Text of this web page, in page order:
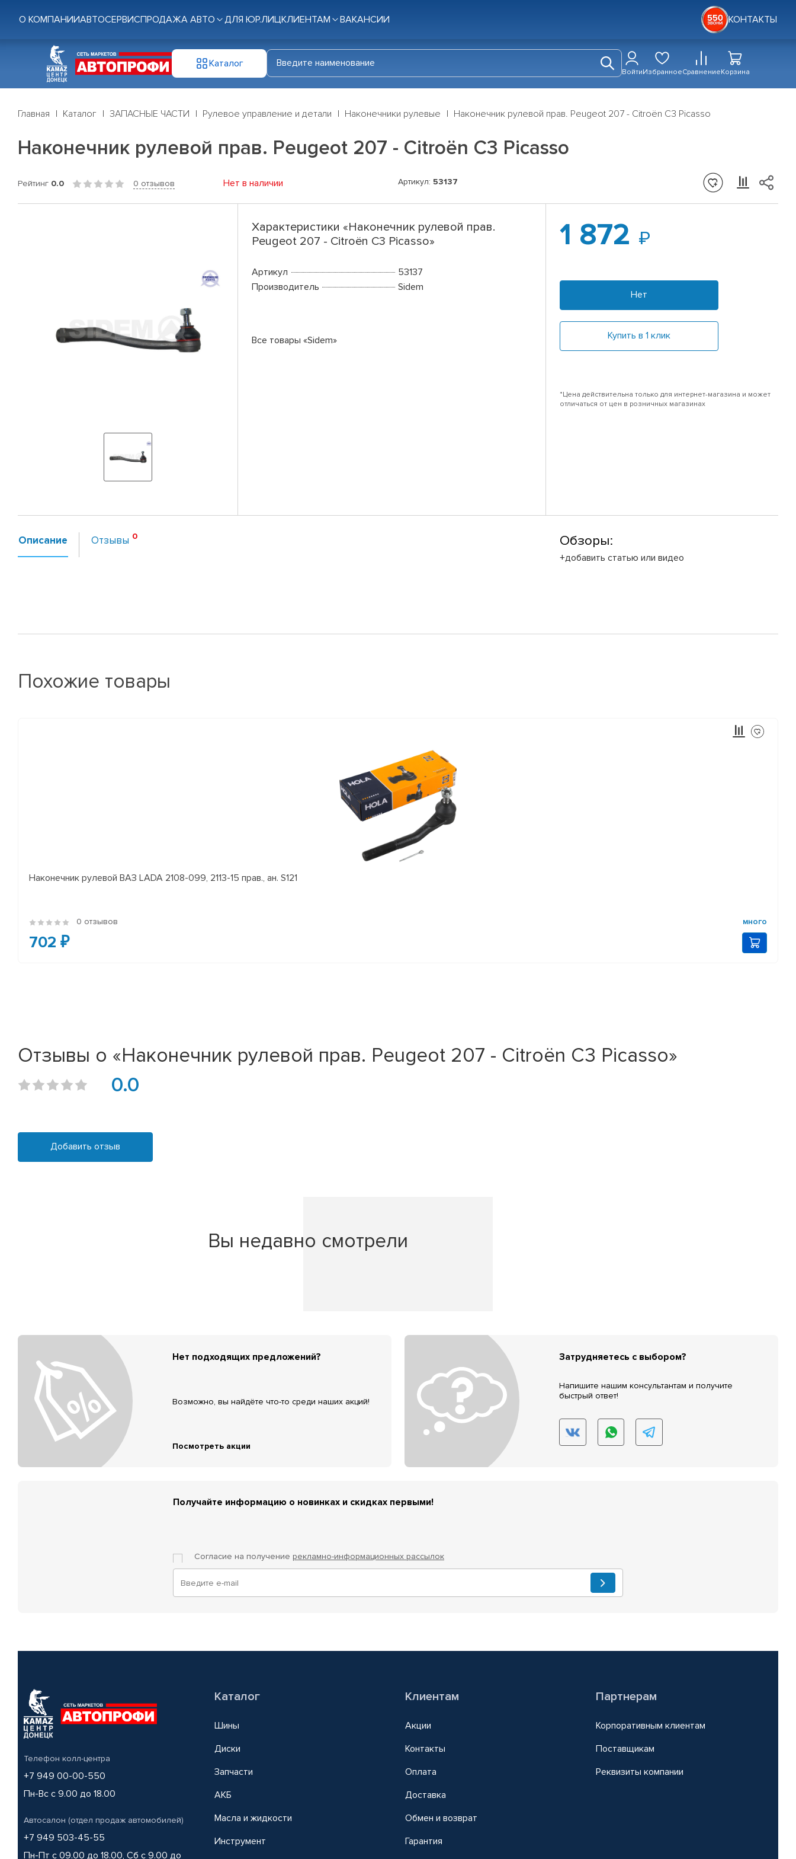
О КОМПАНИИАВТОСЕРВИСПРОДАЖА АВТО ДЛЯ ЮР.ЛИЦКЛИЕНТАМ ВАКАНСИИ КОНТАКТЫ
Каталог
ВойтиИзбранноеСравнениеКорзина
Главная Каталог ЗАПАСНЫЕ ЧАСТИ Рулевое управление и детали Наконечники рулевые Наконечник рулевой прав. Peugeot 207 - Citroën C3 Picasso
Наконечник рулевой прав. Peugeot 207 - Citroën C3 Picasso
Рейтинг 0.0 0 отзывов Нет в наличии Артикул: 53137
Характеристики «Наконечник рулевой прав.
Peugeot 207 - Citroën C3 Picasso»
Артикул
53137
Производитель
Sidem
Все товары «Sidem»
1 872
Нет
Купить в 1 клик
*Цена действительна только для интернет-магазина и может
отличаться от цен в розничных магазинах
Описание Отзывы Обзоры:
+добавить статью или видео
Похожие товары
Наконечник рулевой ВАЗ LADA 2108-099, 2113-15 прав., ан. S121
0 отзывов много
702 ₽
Отзывы о «Наконечник рулевой прав. Peugeot 207 - Citroën C3 Picasso»
0.0
Добавить отзыв
Вы недавно смотрели
Нет подходящих предложений?
Возможно, вы найдёте что-то среди наших акций!
Посмотреть акции
Затрудняетесь с выбором?
Напишите нашим консультантам и получите
быстрый ответ!
Получайте информацию о новинках и скидках первыми!
Согласие на получение рекламно-информационных рассылок
Телефон колл-центра
+7 949 00-00-550
Пн-Вс с 9.00 до 18.00
Автосалон (отдел продаж автомобилей)
+7 949 503-45-55
Пн-Пт с 09.00 до 18.00, Сб с 9.00 до
Каталог
Шины
Диски
Запчасти
АКБ
Масла и жидкости
Инструмент
Клиентам
Акции
Контакты
Оплата
Доставка
Обмен и возврат
Гарантия
Партнерам
Корпоративным клиентам
Поставщикам
Реквизиты компании